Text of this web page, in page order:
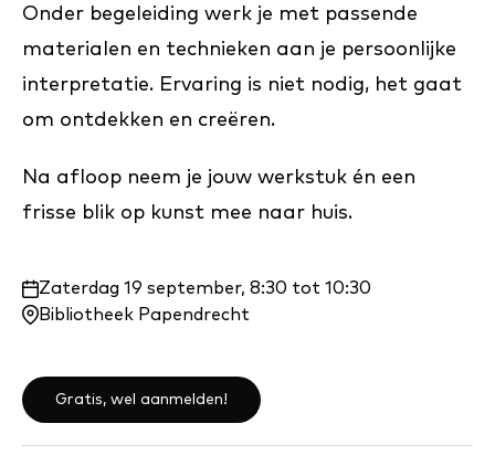
Onder begeleiding werk je met passende
materialen en technieken aan je persoonlijke
interpretatie. Ervaring is niet nodig, het gaat
om ontdekken en creëren.
Na afloop neem je jouw werkstuk én een
frisse blik op kunst mee naar huis.
Waar
en
Zaterdag 19 september, 8:30 tot 10:30
Bibliotheek Papendrecht
Gratis, wel aanmelden!